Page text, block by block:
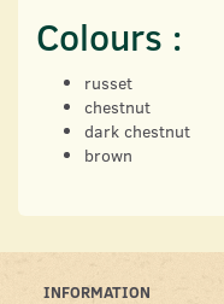
Colours :
russet
chestnut
dark chestnut
brown
INFORMATION